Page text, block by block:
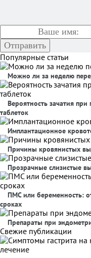
Популярные статьи
Можно ли за неделю
Вероятность зачатия
таблеток
Имплантационное
Причины кровянистых
Прозрачные слизистые
ПМС или беременность:
сроках
Препараты при
Свежие публикации